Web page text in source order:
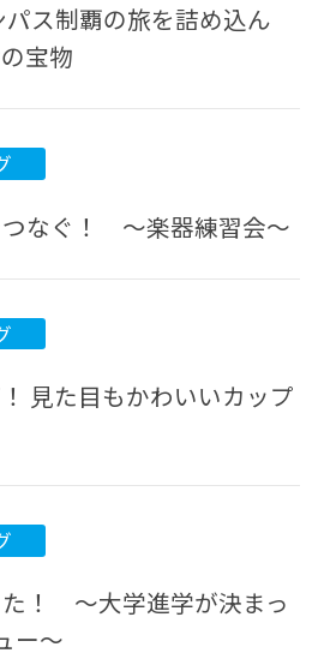
ス制覇の旅を詰め込ん
宝物
なぐ！ ～楽器練習会～
見た目もかわいいカップ
！ ～大学進学が決まっ
ー～